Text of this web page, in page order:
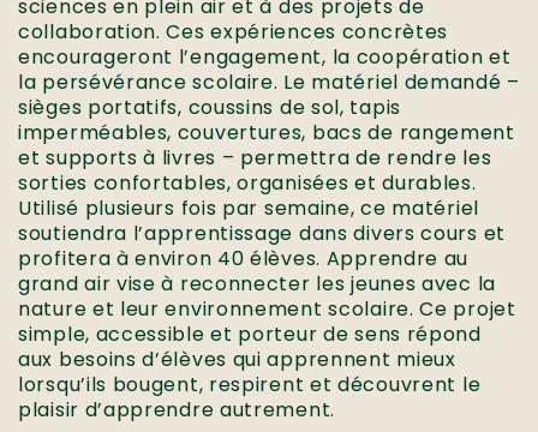
sciences en plein air et à des projets de
collaboration. Ces expériences concrètes
encourageront l’engagement, la coopération et
la persévérance scolaire. Le matériel demandé –
sièges portatifs, coussins de sol, tapis
imperméables, couvertures, bacs de rangement
et supports à livres – permettra de rendre les
sorties confortables, organisées et durables.
Utilisé plusieurs fois par semaine, ce matériel
soutiendra l’apprentissage dans divers cours et
profitera à environ 40 élèves. Apprendre au
grand air vise à reconnecter les jeunes avec la
nature et leur environnement scolaire. Ce projet
simple, accessible et porteur de sens répond
aux besoins d’élèves qui apprennent mieux
lorsqu’ils bougent, respirent et découvrent le
plaisir d’apprendre autrement.